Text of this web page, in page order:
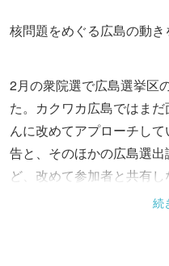
核問題をめぐる広島の動き
2月の衆院選で広島選挙区
た。カクワカ広島ではま
んに改めてアプローチし
告と、そのほかの広島選
ど、改めて参加者と共有し
続